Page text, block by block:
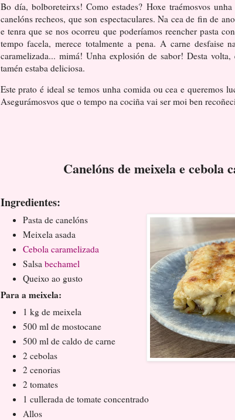
Bo día, bolboreteirxs! Como estades? Hoxe traémosvos
canelóns recheos, que son espectaculares. Na cea de fin de
e tenra que se nos ocorreu que poderíamos reencher pasta
tempo facela, merece totalmente a pena. A carne desfaise
caramelizada... mimá! Unha explosión de sabor! Desta volta,
tamén estaba deliciosa.
Este prato é ideal se temos unha comida ou cea e queremos
Asegurámosvos que o tempo na cociña vai ser moi ben
Canelóns de meixela e cebola
Ingredientes:
Pasta de canelóns
Meixela asada
Cebola caramelizada
Salsa bechamel
Queixo ao gusto
Para a meixela:
1 kg de meixela
500 ml de mostocane
500 ml de caldo de carne
2 cebolas
2 cenorias
2 tomates
1 cullerada de tomate concentrado
Allos